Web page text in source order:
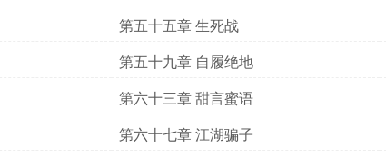
第五十五章 生死战
第五十九章 自履绝地
第六十三章 甜言蜜语
第六十七章 江湖骗子